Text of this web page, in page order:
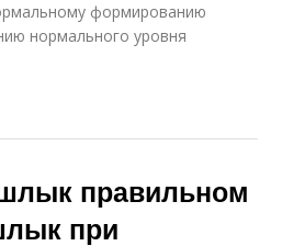
формированию
нормального уровня
правильном
при